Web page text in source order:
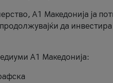
A1 Македонија ја
да
А1 Македонија: